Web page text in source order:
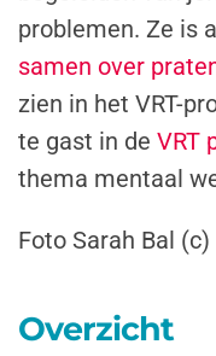
problemen. Ze is
samen over
zien in het VRT-
te gast in de VRT
thema mentaal
Foto Sarah Bal
Overzicht